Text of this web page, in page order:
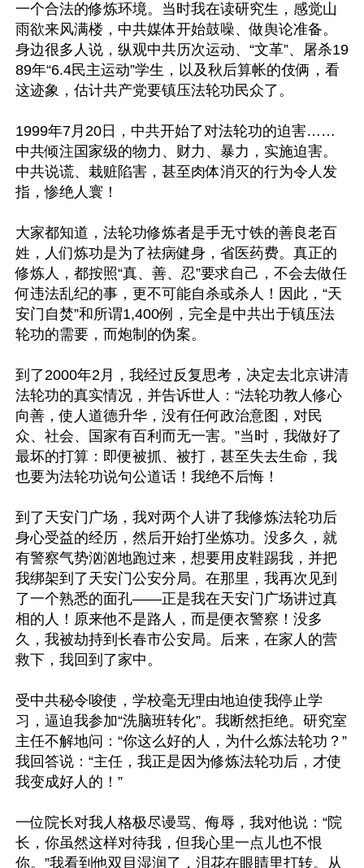
一个合法的修炼环境。当时我在读研究生，感觉山
雨欲来风满楼，中共媒体开始鼓噪、做舆论准备。
身边很多人说，纵观中共历次运动、“文革”、屠杀19
89年“6.4民主运动”学生，以及秋后算帐的伎俩，看
这迹象，估计共产党要镇压法轮功民众了。
1999年7月20日，中共开始了对法轮功的迫害……
中共倾注国家级的物力、财力、暴力，实施迫害。
中共说谎、栽赃陷害，甚至肉体消灭的行为令人发
指，惨绝人寰！
大家都知道，法轮功修炼者是手无寸铁的善良老百
姓，人们炼功是为了祛病健身，省医药费。真正的
修炼人，都按照“真、善、忍”要求自己，不会去做任
何违法乱纪的事，更不可能自杀或杀人！因此，“天
安门自焚”和所谓1,400例，完全是中共出于镇压法
轮功的需要，而炮制的伪案。
到了2000年2月，我经过反复思考，决定去北京讲清
法轮功的真实情况，并告诉世人：“法轮功教人修心
向善，使人道德升华，没有任何政治意图，对民
众、社会、国家有百利而无一害。”当时，我做好了
最坏的打算：即便被抓、被打，甚至失去生命，我
也要为法轮功说句公道话！我绝不后悔！
到了天安门广场，我对两个人讲了我修炼法轮功后
身心受益的经历，然后开始打坐炼功。没多久，就
有警察气势汹汹地跑过来，想要用皮鞋踢我，并把
我绑架到了天安门公安分局。在那里，我再次见到
了一个熟悉的面孔——正是我在天安门广场讲过真
相的人！原来他不是路人，而是便衣警察！没多
久，我被劫持到长春市公安局。后来，在家人的营
救下，我回到了家中。
受中共秘令唆使，学校毫无理由地迫使我停止学
习，逼迫我参加“洗脑班转化”。我断然拒绝。研究室
主任不解地问：“你这么好的人，为什么炼法轮功？”
我回答说：“主任，我正是因为修炼法轮功后，才使
我变成好人的！”
一位院长对我人格极尽谩骂、侮辱，我对他说：“院
长，你虽然这样对待我，但我心里一点儿也不恨
你。”我看到他双目湿润了，泪花在眼睛里打转。从